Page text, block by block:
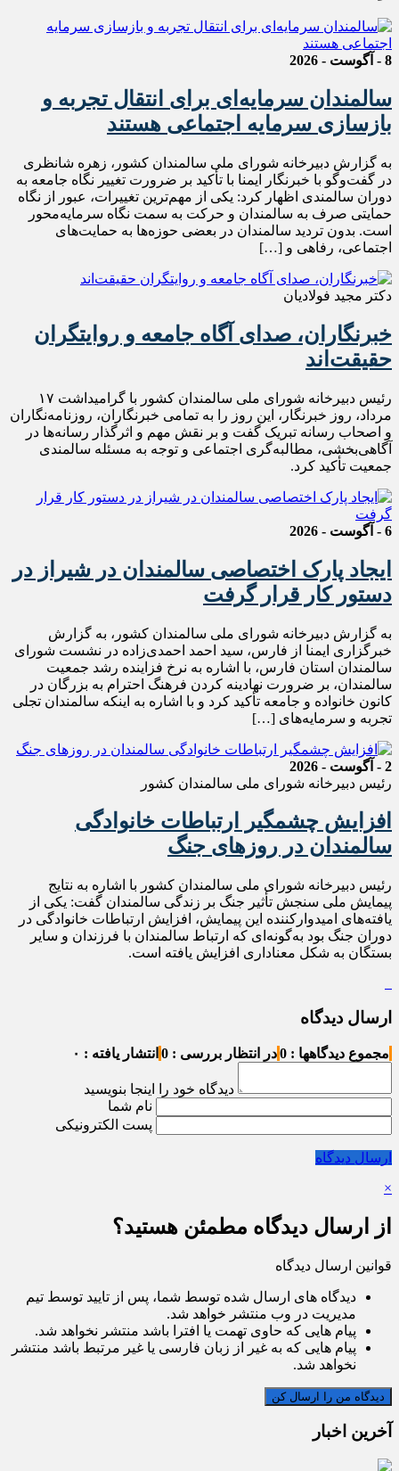
8 - آگوست - 2026
سالمندان سرمایه‌ای برای انتقال تجربه و
بازسازی سرمایه اجتماعی هستند
به گزارش دبیرخانه شورای ملی سالمندان کشور، زهره شانظری
در گفت‌وگو با خبرنگار ایمنا با تأکید بر ضرورت تغییر نگاه جامعه به
دوران سالمندی اظهار کرد: یکی از مهم‌ترین تغییرات، عبور از نگاه
حمایتی صرف به سالمندان و حرکت به سمت نگاه سرمایه‌محور
است. بدون تردید سالمندان در بعضی حوزه‌ها به حمایت‌های
اجتماعی، رفاهی و […]
دکتر مجید فولادیان
خبرنگاران، صدای آگاه جامعه و روایتگران
حقیقت‌اند
رئیس دبیرخانه شورای ملی سالمندان کشور با گرامیداشت ۱۷
مرداد، روز خبرنگار، این روز را به تمامی خبرنگاران، روزنامه‌نگاران
و اصحاب رسانه تبریک گفت و بر نقش مهم و اثرگذار رسانه‌ها در
آگاهی‌بخشی، مطالبه‌گری اجتماعی و توجه به مسئله سالمندی
جمعیت تأکید کرد.
6 - آگوست - 2026
ایجاد پارک اختصاصی سالمندان در شیراز در
دستور کار قرار گرفت
به گزارش دبیرخانه شورای ملی سالمندان کشور، به گزارش
خبرگزاری ایمنا از فارس، سید احمد احمدی‌زاده در نشست شورای
سالمندان استان فارس، با اشاره به نرخ فزاینده رشد جمعیت
سالمندان، بر ضرورت نهادینه کردن فرهنگ احترام به بزرگان در
کانون خانواده و جامعه تأکید کرد و با اشاره به اینکه سالمندان تجلی
تجربه و سرمایه‌های […]
2 - آگوست - 2026
رئیس دبیرخانه شورای ملی سالمندان کشور
افزایش چشمگیر ارتباطات خانوادگی
سالمندان در روزهای جنگ
رئیس دبیرخانه شورای ملی سالمندان کشور با اشاره به نتایج
پیمایش ملی سنجش تأثیر جنگ بر زندگی سالمندان گفت: یکی از
یافته‌های امیدوارکننده این پیمایش، افزایش ارتباطات خانوادگی در
دوران جنگ بود به‌گونه‌ای که ارتباط سالمندان با فرزندان و سایر
بستگان به شکل معناداری افزایش یافته است.
ارسال دیدگاه
مجموع دیدگاهها : 0 در انتظار بررسی : 0 انتشار یافته : ۰
دیدگاه خود را اینجا بنویسید
نام شما
پست الکترونیکی
ارسال دیدگاه
×
از ارسال دیدگاه مطمئن هستید؟
قوانین ارسال دیدگاه
دیدگاه های ارسال شده توسط شما، پس از تایید توسط تیم
مدیریت در وب منتشر خواهد شد.
پیام هایی که حاوی تهمت یا افترا باشد منتشر نخواهد شد.
پیام هایی که به غیر از زبان فارسی یا غیر مرتبط باشد منتشر
نخواهد شد.
آخرین اخبار